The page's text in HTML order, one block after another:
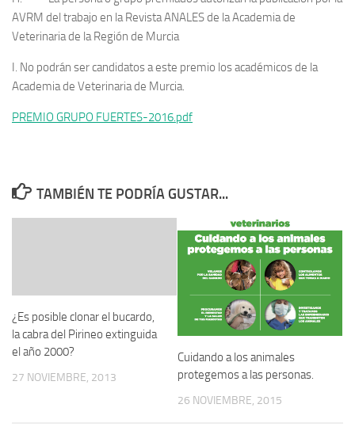
AVRM del trabajo en la Revista ANALES de la Academia de
Veterinaria de la Región de Murcia
I. No podrán ser candidatos a este premio los académicos de la
Academia de Veterinaria de Murcia.
PREMIO GRUPO FUERTES-2016.pdf
TAMBIÉN TE PODRÍA GUSTAR...
¿Es posible clonar el bucardo,
la cabra del Pirineo extinguida
el año 2000?
27 NOVIEMBRE, 2013
Cuidando a los animales
protegemos a las personas.
26 NOVIEMBRE, 2015